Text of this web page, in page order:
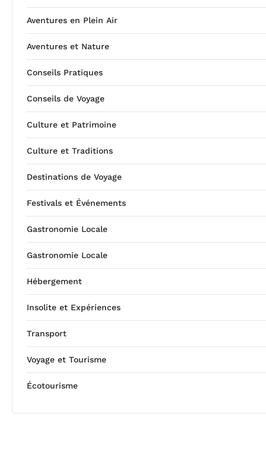
Aventures en Plein Air
Aventures et Nature
Conseils Pratiques
Conseils de Voyage
Culture et Patrimoine
Culture et Traditions
Destinations de Voyage
Festivals et Événements
Gastronomie Locale
Gastronomie Locale
Hébergement
Insolite et Expériences
Transport
Voyage et Tourisme
Écotourisme